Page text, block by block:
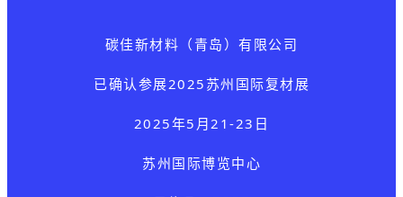
碳佳新材料（青岛）有限公司
已确认参展2025苏州国际复材展
2025年5月21-23日
苏州国际博览中心